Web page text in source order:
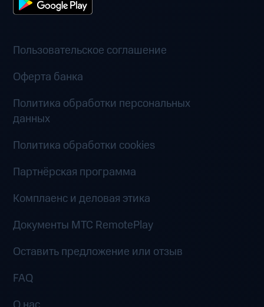
Пользовательское соглашение
Оферта банка
Политика обработки персональных
данных
Политика обработки cookies
Партнёрская программа
Комплаенс и деловая этика
Документы MTC RemotePlay
Оставить предложение или отзыв
FAQ